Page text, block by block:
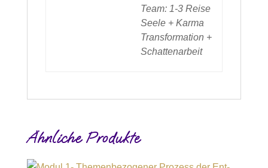
Team: 1-3 Reise
Seele + Karma
Transformation +
Schattenarbeit
Ähnliche Produkte